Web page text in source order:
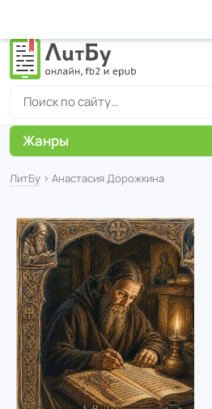
ЛитБу › Анастасия Дорожкина
Жанры